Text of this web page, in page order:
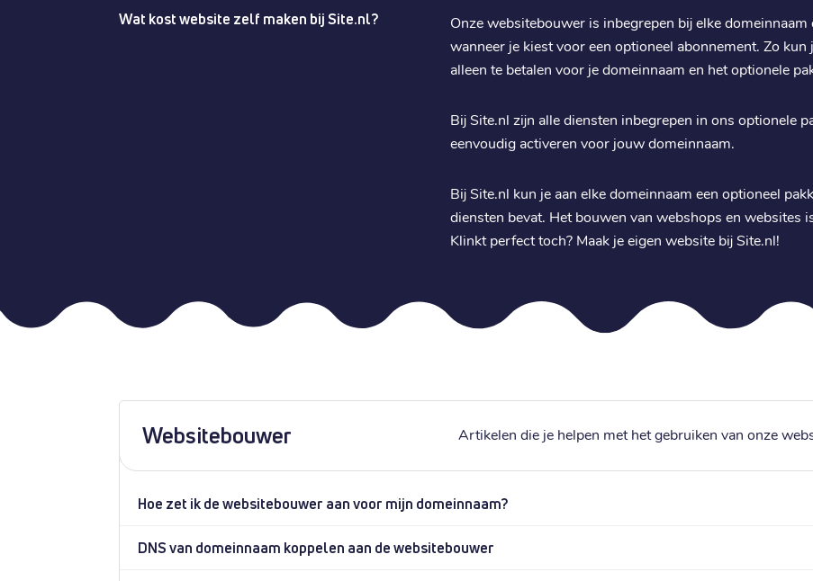
Wat kost website zelf maken bij Site.nl?
Onze websitebouwer is inbegrepen bij elke
wanneer je kiest voor een optioneel abonnement. Zo
alleen te betalen voor je domeinnaam en het optionele
Bij Site.nl zijn alle diensten inbegrepen in ons optionele
eenvoudig activeren voor jouw domeinnaam.
Bij Site.nl kun je aan elke domeinnaam een optioneel
diensten bevat. Het bouwen van webshops en websites
Klinkt perfect toch? Maak je eigen website bij Site.nl!
Websitebouwer Artikelen die je helpen met het gebruiken van onze
Hoe zet ik de websitebouwer aan voor mijn domeinnaam?
DNS van domeinnaam koppelen aan de websitebouwer